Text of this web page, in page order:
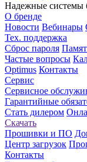
Надежные системы
О бренде
Новости Вебинары
Тех. поддержка
Сброс пароля
Частые вопросы
Optimus Контакты
Сервис
Сервисное
Гарантийные
Стать дилером
Скачать
Прошивки и ПО
Центр загрузок
Контакты